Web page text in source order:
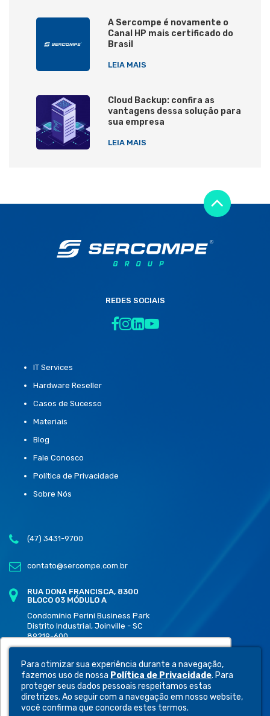
experiência, melhorar o desempenho,
analisar como você interage em nosso site e
personalizar conteúdo.
A Sercompe é novamente o
Canal HP mais certificado do
Brasil
LEIA MAIS
Cloud Backup: confira as
vantagens dessa solução para
sua empresa
LEIA MAIS
REDES SOCIAIS
IT Services
Hardware Reseller
Casos de Sucesso
Materiais
Blog
Fale Conosco
Política de Privacidade
Sobre Nós
(47) 3431-9700
contato@sercompe.com.br
RUA DONA FRANCISCA, 8300
BLOCO 03 MÓDULO A
Condomínio Perini Business Park
Distrito Industrial, Joinville - SC
89219-600
Para otimizar sua experiência durante a navegação,
fazemos uso de nossa Política de Privacidade. Para
proteger seus dados pessoais respeitamos estas
diretrizes. Ao seguir com a navegação em nosso website,
você confirma que concorda estes termos.